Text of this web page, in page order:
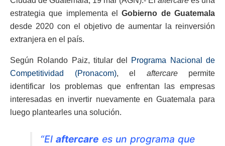
estrategia que implementa elGobierno de Guatemala
desde 2020 con el objetivo de aumentar la reinversión
extranjera en el país.
Según Rolando Paiz, titular del Programa Nacional de
Competitividad (Pronacom), el aftercarepermite
identificar los problemas que enfrentan las empresas
interesadas en invertir nuevamente en Guatemala para
luego plantearles una solución.
“Elaftercare es un programa que